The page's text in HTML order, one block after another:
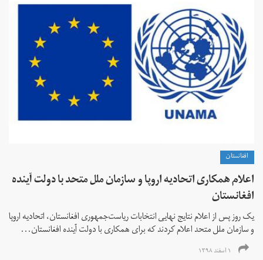
افغانستان
اعلام همکاری اتحادیه اروپا و سازمان ملل متحد با دولت آینده
افغانستان
یک روز پس از اعلام نتایج نهایی انتخابات ریاست‌جمهوری افغانستان، اتحادیه اروپا
و سازمان ملل متحد اعلام کردند که برای همکاری با دولت آینده افغانستان...
۱ اسفند ۱۳۹۸